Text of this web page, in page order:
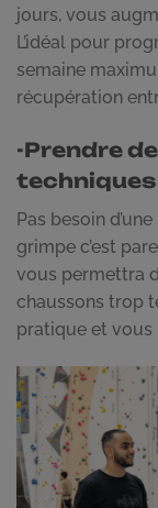
jours, vous
L’idéal pour
semaine
récupération
-Prendre
Pas besoin
grimpe c’est
vous permettra
chaussons trop
pratique et vous